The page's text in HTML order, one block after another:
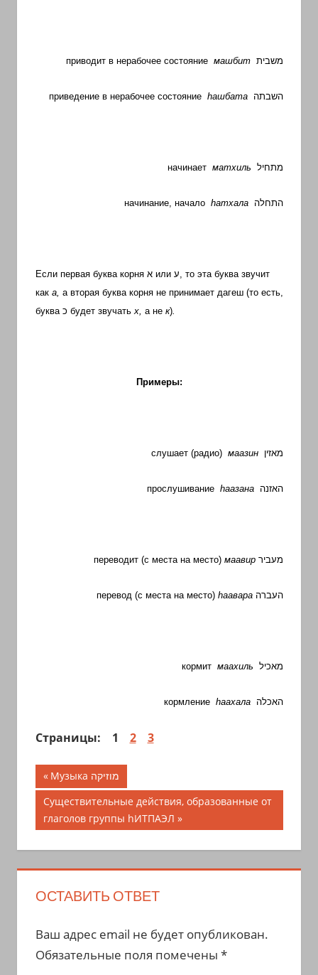
приводит в нерабочее состояние машбит משבית
приведение в нерабочее состояние hашбата השבתה
начинает матхиль מתחיל
начинание, начало hатхала התחלה
Если первая буква корня אили ע, то эта буква звучит
как а, а вторая буква корня не принимает дагеш (то есть,
буква כ будет звучатьх, а не к).
Примеры:
слушает (радио) маазин מאזין
прослушивание hаазана האזנה
переводит (с места на место) маавир מעביר
перевод (с места на место) hаавара העברה
кормит маахиль מאכיל
кормление hаахала האכלה
Страницы: 1 2 3
Навигация
по
записям
Предыдущая
запись;
Музыка מוזיקה
Следующая
запись:
Существительные действия, образованные от
глаголов группы hИТПАЭЛ
ОСТАВИТЬ ОТВЕТ
Ваш адрес email не будет опубликован.
Обязательные поля помечены *